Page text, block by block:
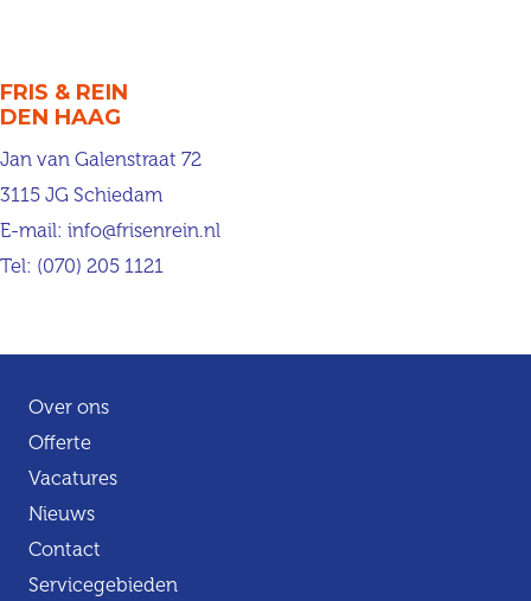
FRIS & REIN
DEN HAAG
Jan van Galenstraat 72
3115 JG Schiedam
E-mail: info@frisenrein.nl
Tel: (070) 205 1121
Over ons
Offerte
Vacatures
Nieuws
Contact
Servicegebieden